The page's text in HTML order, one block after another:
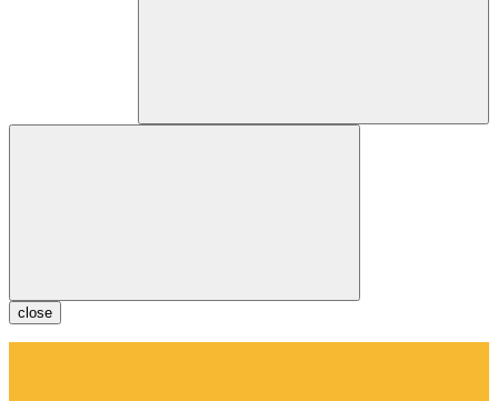
close